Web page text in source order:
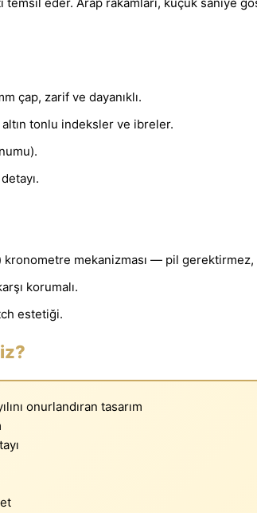
çap, zarif ve dayanıklı.
tonlu indeksler ve ibreler.
mekanizması — pil gerektirmez,
korumalı.
estetiği.
onurlandıran tasarım